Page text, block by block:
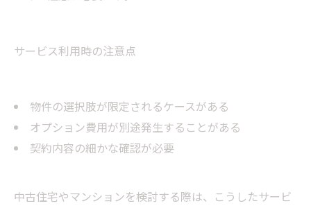
サービス利用時の注意点
物件の選択肢が限定されるケースがある
オプション費用が別途発生することがある
契約内容の細かな確認が必要
中古住宅やマンションを検討する際は、こうしたサービ